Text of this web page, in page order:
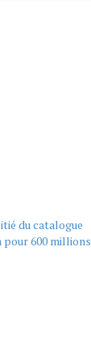
du catalogue
pour 600 millions